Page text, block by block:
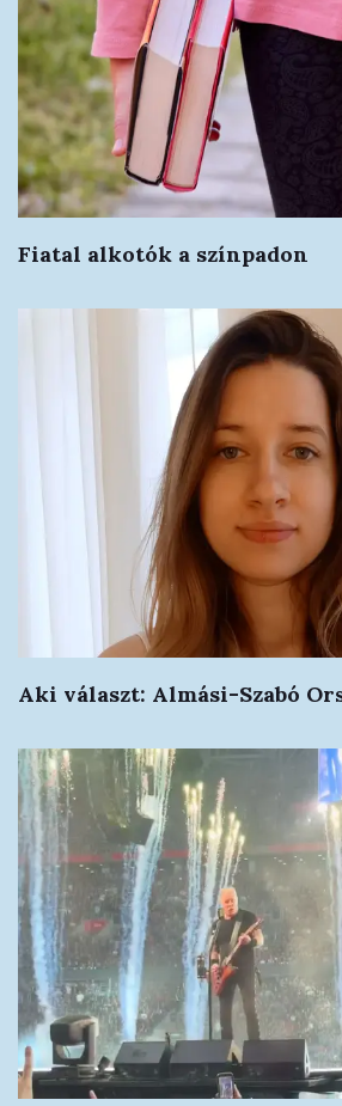
Fiatal alkotók a színpadon
Aki választ: Almási-Szabó